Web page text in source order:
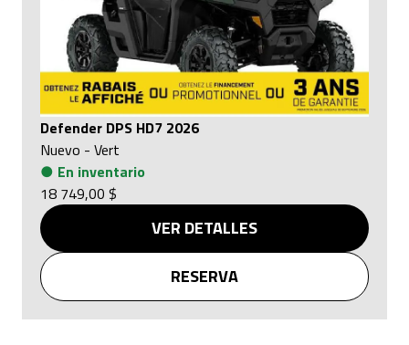
Defender DPS HD7 2026
Nuevo - Vert
● En inventario
18 749,00 $
VER DETALLES
RESERVA